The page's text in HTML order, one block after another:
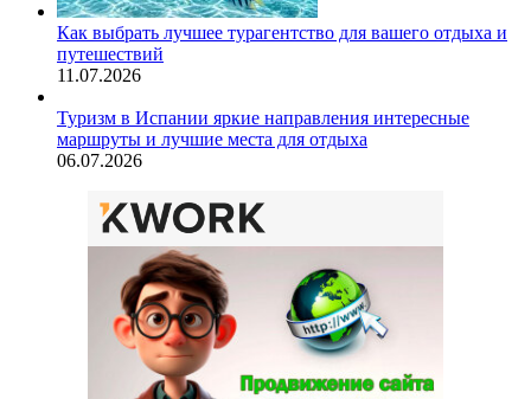
Как выбрать лучшее турагентство для вашего отдыха и
путешествий
11.07.2026
Туризм в Испании яркие направления интересные
маршруты и лучшие места для отдыха
06.07.2026